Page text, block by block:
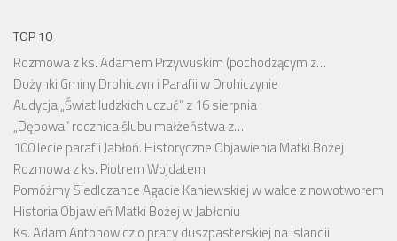
TOP 10
Rozmowa z ks. Adamem Przywuskim (pochodzącym z…
Dożynki Gminy Drohiczyn i Parafii w Drohiczynie
Audycja „Świat ludzkich uczuć” z 16 sierpnia
„Dębowa” rocznica ślubu małżeństwa z…
100 lecie parafii Jabłoń. Historyczne Objawienia Matki Bożej
Rozmowa z ks. Piotrem Wojdatem
Pomóżmy Siedlczance Agacie Kaniewskiej w walce z nowotworem
Historia Objawień Matki Bożej w Jabłoniu
Ks. Adam Antonowicz o pracy duszpasterskiej na Islandii